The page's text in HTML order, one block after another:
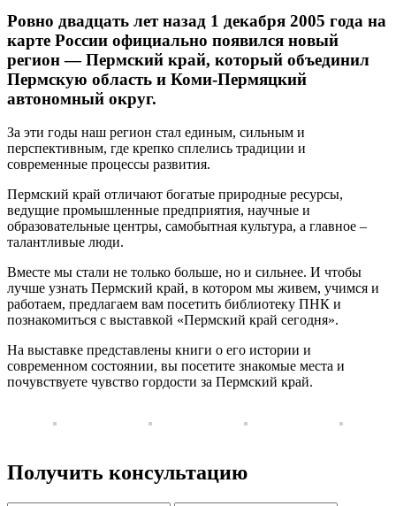
Ровно двадцать лет назад 1 декабря 2005 года на
карте России официально появился новый
регион — Пермский край, который объединил
Пермскую область и Коми-Пермяцкий
автономный округ.
За эти годы наш регион стал единым, сильным и
перспективным, где крепко сплелись традиции и
современные процессы развития.
Пермский край отличают богатые природные ресурсы,
ведущие промышленные предприятия, научные и
образовательные центры, самобытная культура, а главное –
талантливые люди.
Вместе мы стали не только больше, но и сильнее. И чтобы
лучше узнать Пермский край, в котором мы живем, учимся и
работаем, предлагаем вам посетить библиотеку ПНК и
познакомиться с выставкой «Пермский край сегодня».
На выставке представлены книги о его истории и
современном состоянии, вы посетите знакомые места и
почувствуете чувство гордости за Пермский край.
Получить консультацию